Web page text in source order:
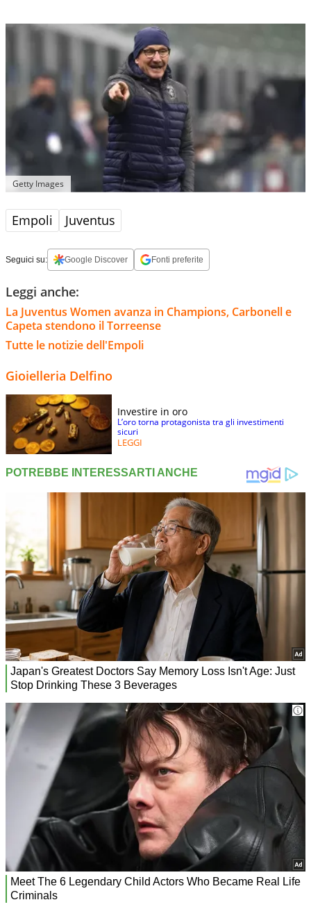
Getty Images
Empoli Juventus
Seguici su: Google Discover Fonti preferite
Leggi anche:
La Juventus Women avanza in Champions, Carbonell e
Capeta stendono il Torreense
Tutte le notizie dell'Empoli
Gioielleria Delfino
Investire in oro
L’oro torna protagonista tra gli investimenti
sicuri
LEGGI